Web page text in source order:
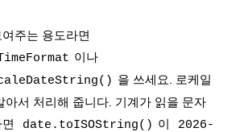
주는 용도라면
이나
을 쓰세요. 로케일
아서 처리해 줍니다. 기계가 읽을 문자
date.toISOString() 이 2026-